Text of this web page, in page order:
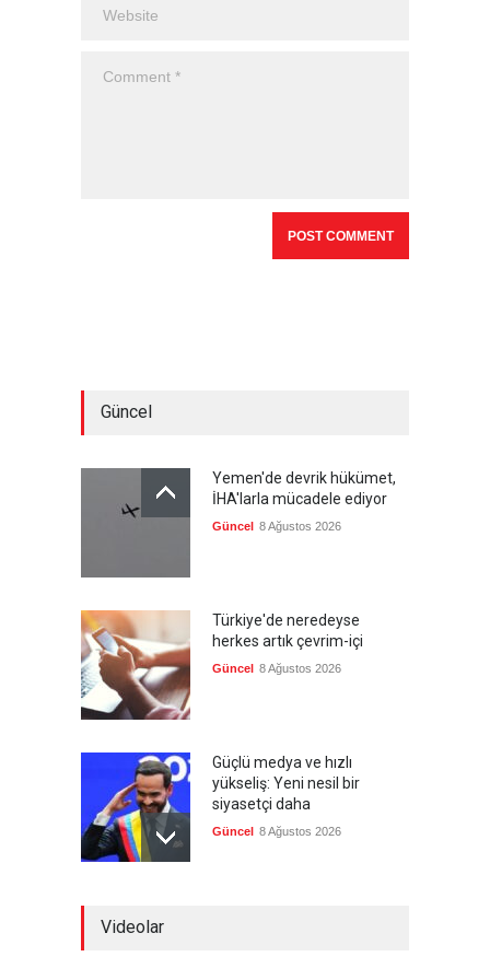
Güncel
Yemen'de devrik hükümet,
İHA'larla mücadele ediyor
Güncel 8 Ağustos 2026
Türkiye'de neredeyse
herkes artık çevrim-içi
Güncel 8 Ağustos 2026
Güçlü medya ve hızlı
yükseliş: Yeni nesil bir
siyasetçi daha
Güncel 8 Ağustos 2026
Videolar